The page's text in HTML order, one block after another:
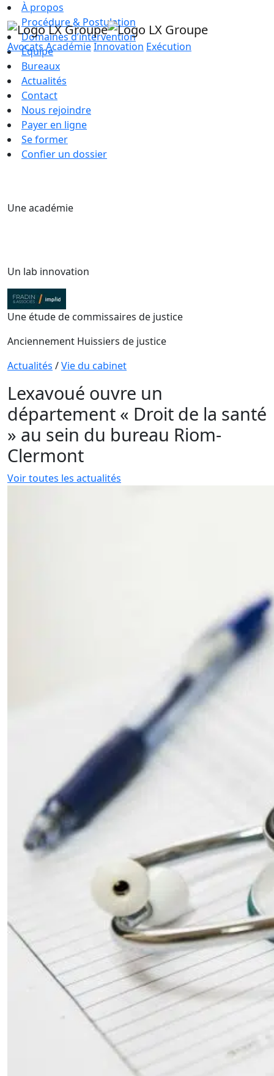
AvocatsAcadémieInnovation Exécution
À propos
Procédure & Postulation
Domaines d’intervention
Équipe
Bureaux
Actualités
Contact
Nous rejoindre
Payer en ligne
Se former
Confier un dossier
Une académie
Un lab innovation
Une étude de commissaires de justice
Anciennement Huissiers de justice
Actualités /Vie du cabinet
Lexavoué ouvre un
département « Droit de la santé
» au sein du bureau Riom-
Clermont
Voir toutes les actualités